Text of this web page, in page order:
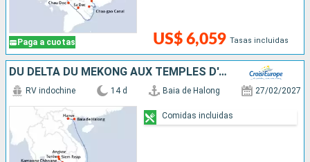
Paga a cuotas US$ 6,059 Tasas incluidas
DU DELTA DU MÉKONG AUX TEMPLES D'ANGKOR, HANOÏ ET LA BAIE D'ALONG (FORMULE PORT/PORT)
RV indochine 14 d Baia de Halong 27/02/2027
Comidas incluidas